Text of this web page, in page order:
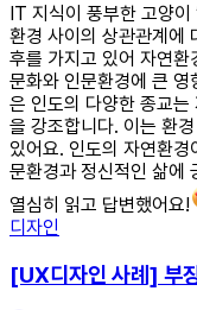
IT 지식이 풍부한 고양이
환경 사이의 상관관계에
후를 가지고 있어 자연환
문화와 인문환경에 큰
은 인도의 다양한 종교
을 강조합니다. 이는 환
있어요. 인도의 자연환
문환경과 정신적인 삶에
열심히 읽고 답변했어요!
디자인
[UX디자인 사례] 부